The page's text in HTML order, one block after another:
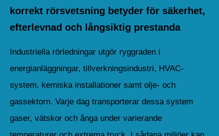
korrekt rörsvetsning betyder för säkerhet,
efterlevnad och långsiktig prestanda
Industriella rörledningar utgör ryggraden i
energianläggningar, tillverkningsindustri, HVAC-
system, kemiska installationer samt olje- och
gassektorn. Varje dag transporterar dessa system
gaser, vätskor och ånga under varierande